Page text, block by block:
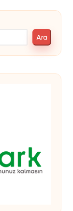
Ara